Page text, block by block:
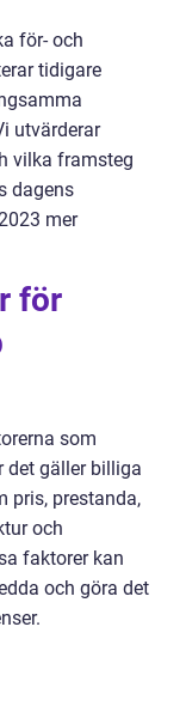
för- och
tidigare
utvärderar
vilka framsteg
dagens
mer
för
som
det gäller billiga
pris, prestanda,
och
faktorer kan
och göra det